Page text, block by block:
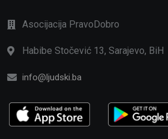
Asocijacija PravoDobro
Habibe Stočević 13, Sarajevo, BiH
info@ljudski.ba